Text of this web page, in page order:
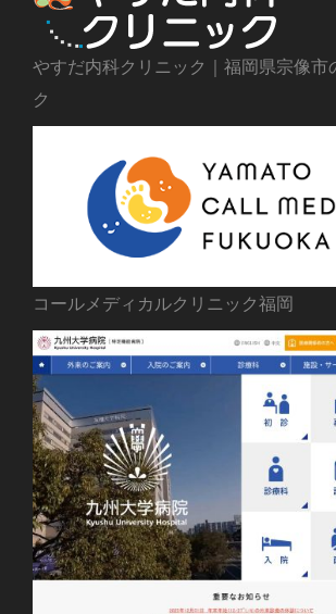
やすだ内科クリニック｜福岡県宗像市
ク
コールメディカルクリニック福岡